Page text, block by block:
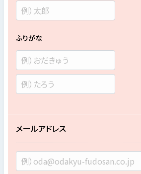
ふりがな
メールアドレス